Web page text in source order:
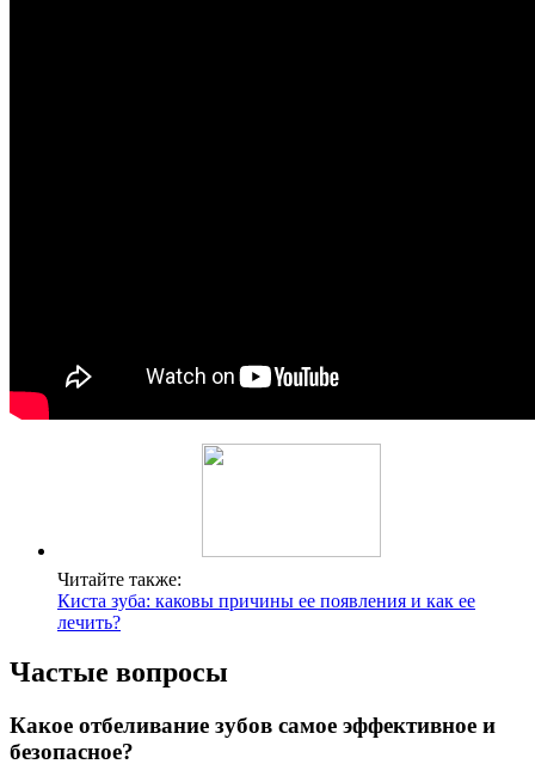
Читайте также:
Киста зуба: каковы причины ее появления и как ее
лечить?
Частые вопросы
Какое отбеливание зубов самое эффективное и
безопасное?